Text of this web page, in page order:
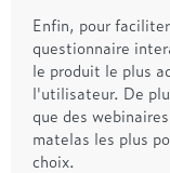
Enfin, pour
questionnaire
le produit le plus
l'utilisateur. De
que des
matelas les plus
choix.